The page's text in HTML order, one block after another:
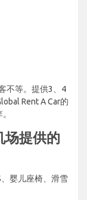
不等。提供3、4
Rent A Car的
场提供的
婴儿座椅、滑雪